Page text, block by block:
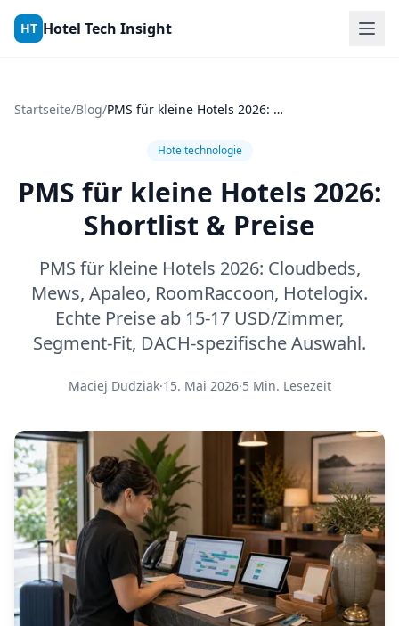
Skip to content
HT Hotel Tech Insight
Startseite/Blog/ PMS für kleine Hotels 2026: Shortlist & Preise
Hoteltechnologie
PMS für kleine Hotels 2026:
Shortlist & Preise
PMS für kleine Hotels 2026: Cloudbeds,
Mews, Apaleo, RoomRaccoon, Hotelogix.
Echte Preise ab 15-17 USD/Zimmer,
Segment-Fit, DACH-spezifische Auswahl.
Maciej Dudziak·15. Mai 2026·5 Min. Lesezeit